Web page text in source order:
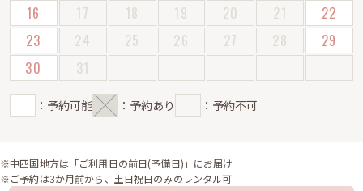
16
17 18 19 20 21
22
23
24 25 26 27 28
29
30
31
：予約可能 ：予約あり ：予約不可
※中四国地方は「ご利用日の前日(予備日)」にお届け
※ご予約は3か月前から、土日祝日のみのレンタル可